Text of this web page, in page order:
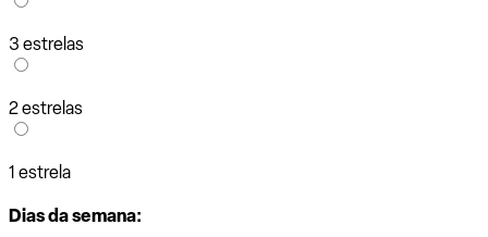
3 estrelas
2 estrelas
1 estrela
Dias da semana: